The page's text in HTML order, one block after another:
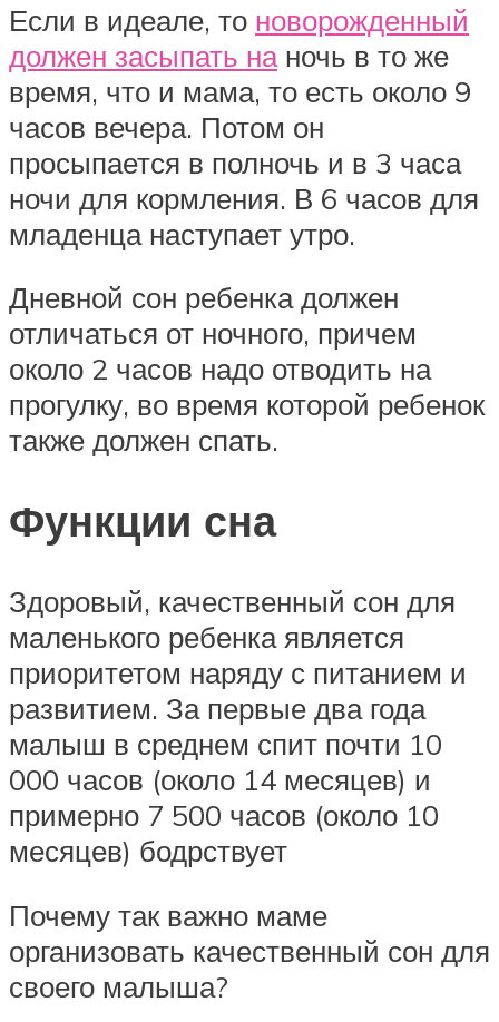
Если в идеале, то новорожденный
должен засыпать наночь в то же
время, что и мама, то есть около 9
часов вечера. Потом он
просыпается в полночь и в 3 часа
ночи для кормления. В 6 часов для
младенца наступает утро.
Дневной сон ребенка должен
отличаться от ночного, причем
около 2 часов надо отводить на
прогулку, во время которой ребенок
также должен спать.
Функции сна
Здоровый, качественный сон для
маленького ребенка является
приоритетом наряду с питанием и
развитием. За первые два года
малыш в среднем спит почти 10
000 часов (около 14 месяцев) и
примерно 7 500 часов (около 10
месяцев) бодрствует
Почему так важно маме
организовать качественный сон для
своего малыша?